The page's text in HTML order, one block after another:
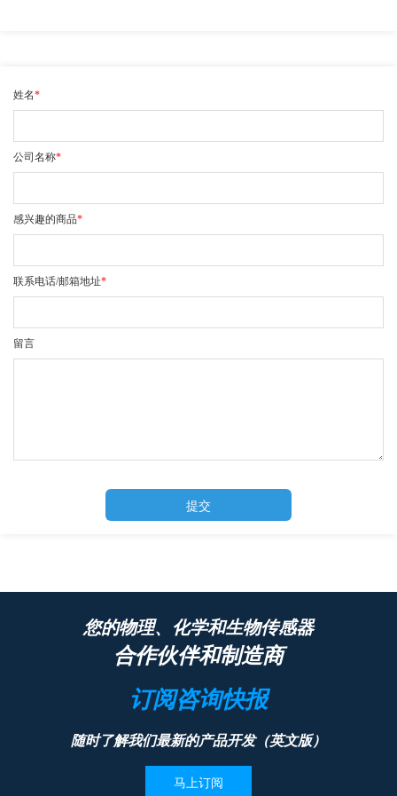
姓名*
公司名称*
感兴趣的商品*
联系电话/邮箱地址*
留言
提交
您的物理、化学和生物传感器
合作伙伴和制造商
订阅咨询快报
随时了解我们最新的产品开发（英文版）
马上订阅